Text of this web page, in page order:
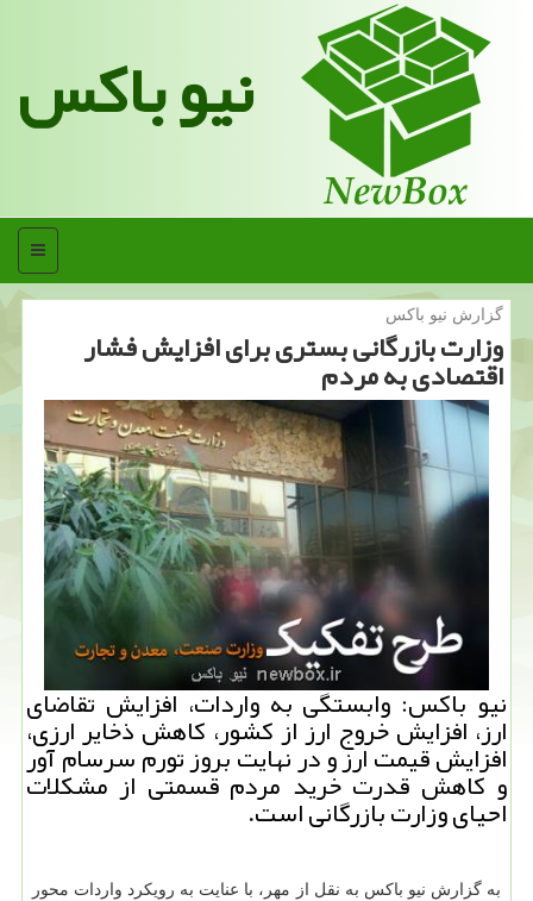
نیو باکس
منو
گزارش نیو باكس
وزارت بازرگانی بستری برای افزایش فشار
اقتصادی به مردم
نیو باكس: وابستگی به واردات، افزایش تقاضای
ارز، افزایش خروج ارز از كشور، كاهش ذخایر ارزی،
افزایش قیمت ارز و در نهایت بروز تورم سرسام آور
و كاهش قدرت خرید مردم قسمتی از مشكلات
احیای وزارت بازرگانی است.
به گزارش نیو باكس به نقل از مهر، با عنایت به رویكرد واردات محور